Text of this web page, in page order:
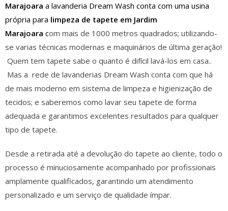
Marajoara a lavanderia Dream Wash conta com uma usina
própria para limpeza de tapete em Jardim
Marajoara com mais de 1000 metros quadrados; utilizando-
se varias técnicas modernas e maquinários de última geração!
Quem tem tapete sabe o quanto é difícil lavá-los em casa..
Mas a rede de lavanderias Dream Wash conta com que há
de mais moderno em sistema de limpeza e higienização de
tecidos; e saberemos como lavar seu tapete de forma
adequada e garantimos excelentes resultados para qualquer
tipo de tapete.
Desde a retirada até a devolução do tapete ao cliente, todo o
processo é minuciosamente acompanhado por profissionais
amplamente qualificados, garantindo um atendimento
personalizado e um serviço de qualidade ímpar.